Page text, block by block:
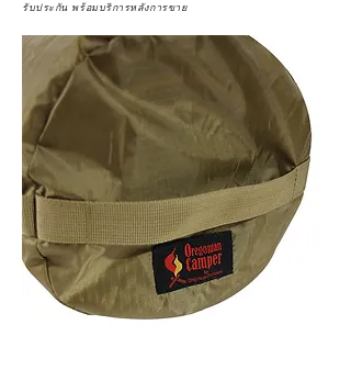
รับประกัน พร้อมบริการหลังการขาย